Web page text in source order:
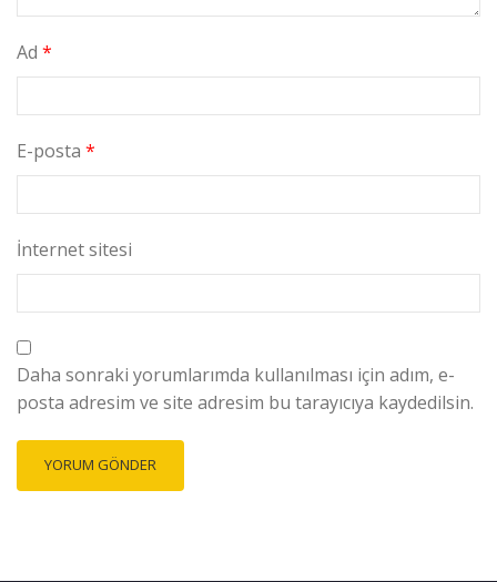
Ad *
E-posta *
İnternet sitesi
Daha sonraki yorumlarımda kullanılması için adım, e-
posta adresim ve site adresim bu tarayıcıya kaydedilsin.